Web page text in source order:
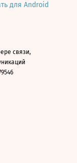
для Android
связи,